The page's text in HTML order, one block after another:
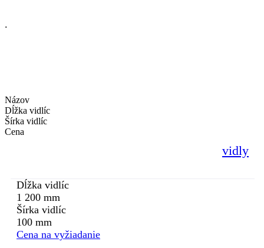
.
Názov
Dĺžka vidlíc
Šírka vidlíc
Cena
vidly
Dĺžka vidlíc
1 200 mm
Šírka vidlíc
100 mm
Cena na vyžiadanie